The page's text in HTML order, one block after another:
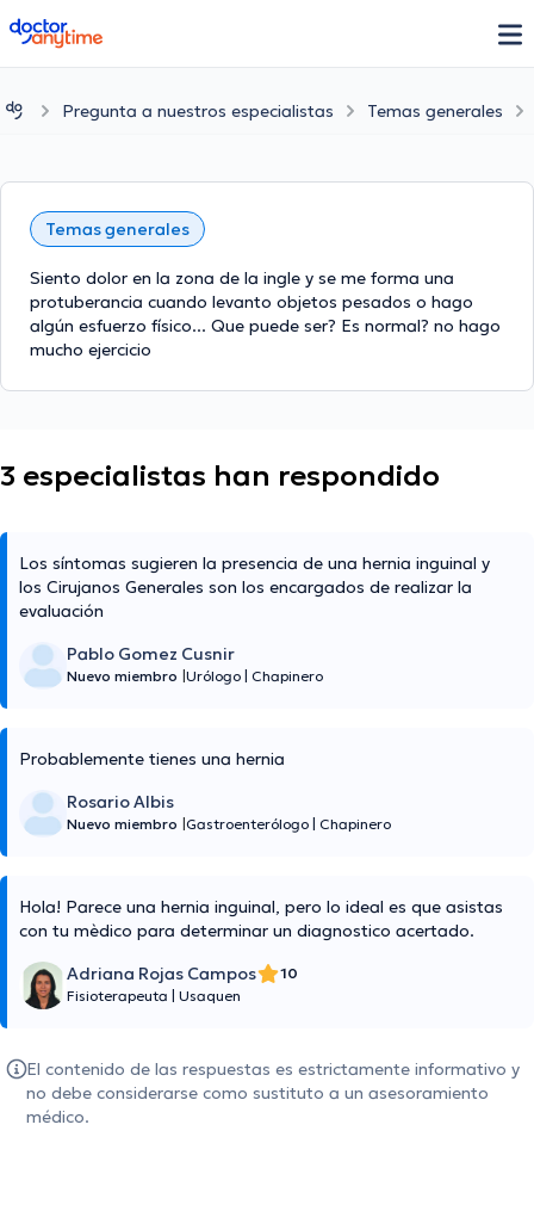
doctoranytime
Pregunta a nuestros especialistas Temas generales
Temas generales
Siento dolor en la zona de la ingle y se me forma una
protuberancia cuando levanto objetos pesados o hago
algún esfuerzo físico... Que puede ser? Es normal? no hago
mucho ejercicio
3 especialistas han respondido
Los síntomas sugieren la presencia de una hernia inguinal y
los Cirujanos Generales son los encargados de realizar la
evaluación
Pablo Gomez Cusnir
Nuevo miembro Urólogo Chapinero
Probablemente tienes una hernia
Rosario Albis
Nuevo miembro Gastroenterólogo Chapinero
Hola! Parece una hernia inguinal, pero lo ideal es que asistas
con tu mèdico para determinar un diagnostico acertado.
Adriana Rojas Campos
10
Fisioterapeuta
Usaquen
El contenido de las respuestas es estrictamente informativo y
no debe considerarse como sustituto a un asesoramiento
médico.